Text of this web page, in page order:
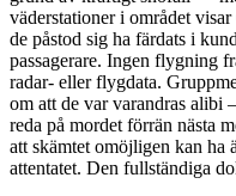
väderstationer i området
de påstod sig ha färdats i
passagerare. Ingen flygning
radar- eller flygdata.
om att de var varandras alibi
reda på mordet förrän nästa
att skämtet omöjligen kan ha
attentatet. Den fullständiga